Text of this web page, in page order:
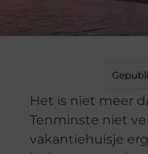
Het is niet meer
Tenminste niet
vakantiehuisje